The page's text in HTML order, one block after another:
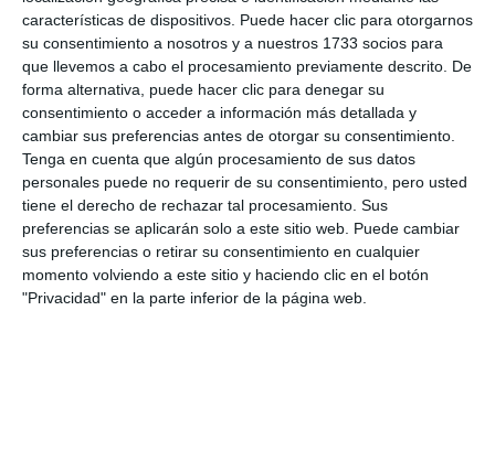
características de dispositivos. Puede hacer clic para otorgarnos
su consentimiento a nosotros y a nuestros 1733 socios para
que llevemos a cabo el procesamiento previamente descrito. De
forma alternativa, puede hacer clic para denegar su
consentimiento o acceder a información más detallada y
cambiar sus preferencias antes de otorgar su consentimiento.
Tenga en cuenta que algún procesamiento de sus datos
personales puede no requerir de su consentimiento, pero usted
tiene el derecho de rechazar tal procesamiento. Sus
preferencias se aplicarán solo a este sitio web. Puede cambiar
sus preferencias o retirar su consentimiento en cualquier
momento volviendo a este sitio y haciendo clic en el botón
"Privacidad" en la parte inferior de la página web.
indicaciones oportunas para que el evento se
desarrolle sin incidentes.
Comparte esta noticia desde el siguiente enlace:
https://mijascom.com/?a=32931
PAPANOELADA PAPA NOEL MIJAS MOTO